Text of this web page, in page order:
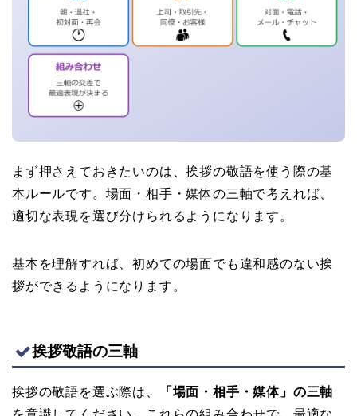
まず押さえておきたいのは、挨拶の敬語を使う際の基
本ルールです。場面・相手・媒体の三軸で考えれば、
適切な表現を選び分けられるようになります。
基本を理解すれば、初めての場面でも違和感のない挨
拶ができるようになります。
挨拶敬語の三軸
挨拶の敬語を選ぶ際は、
「場面・相手・媒体」の三軸